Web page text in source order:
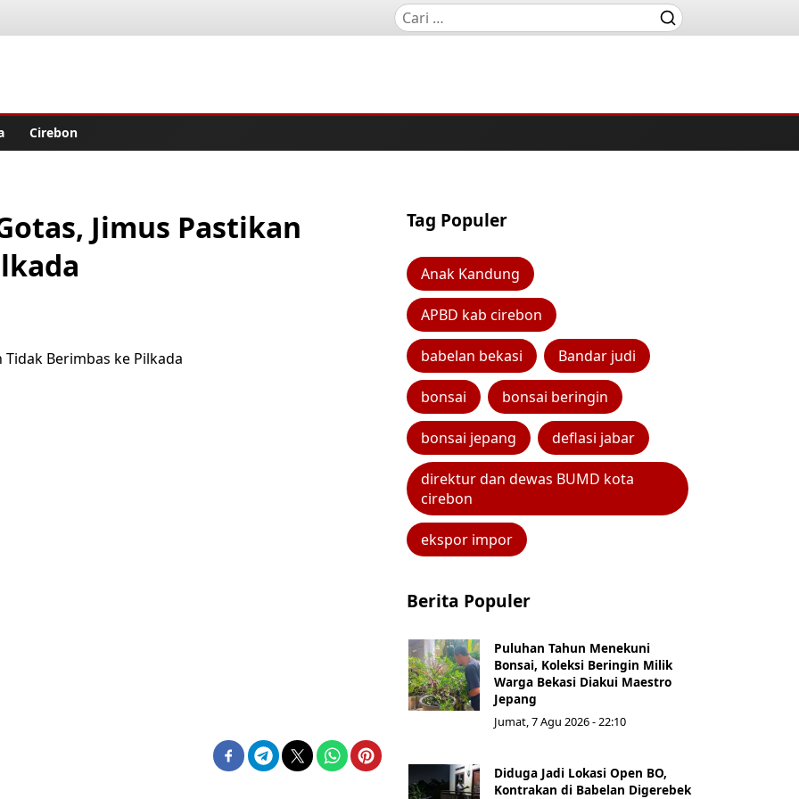
Cirebon
Jimus Pastikan
Tag Populer
Anak Kandung
APBD kab cirebon
babelan bekasi Bandar judi
bonsai bonsai beringin
bonsai jepang deflasi jabar
direktur dan dewas BUMD kota
cirebon
ekspor impor
Berita Populer
Puluhan Tahun Menekuni
Bonsai, Koleksi Beringin Milik
Warga Bekasi Diakui Maestro
Jepang
Jumat, 7 Agu 2026 - 22:10
Diduga Jadi Lokasi Open BO,
Kontrakan di Babelan Digerebek